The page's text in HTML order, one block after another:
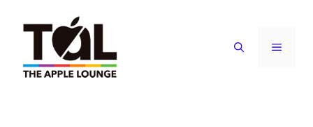
contenuto
MENU